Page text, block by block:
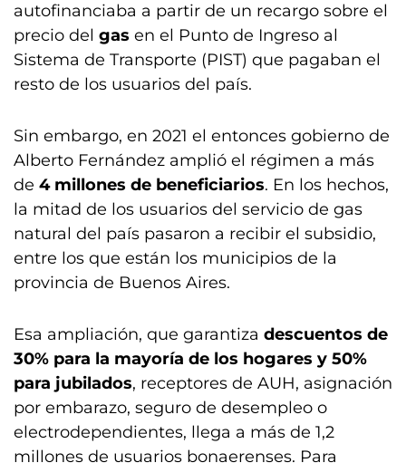
autofinanciaba a partir de un recargo sobre el
precio del gas en el Punto de Ingreso al
Sistema de Transporte (PIST) que pagaban el
resto de los usuarios del país.
Sin embargo, en 2021 el entonces gobierno de
Alberto Fernández amplió el régimen a más
de 4 millones de beneficiarios. En los hechos,
la mitad de los usuarios del servicio de gas
natural del país pasaron a recibir el subsidio,
entre los que están los municipios de la
provincia de Buenos Aires.
Esa ampliación, que garantiza descuentos de
30% para la mayoría de los hogares y 50%
para jubilados, receptores de AUH, asignación
por embarazo, seguro de desempleo o
electrodependientes, llega a más de 1,2
millones de usuarios bonaerenses. Para